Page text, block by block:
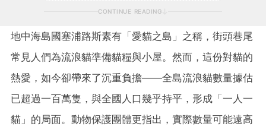
CONTINUE READING
地中海島國塞浦路斯素有「愛貓之島」之稱，街頭巷尾
常見人們為流浪貓準備貓糧與小屋。然而，這份對貓的
熱愛，如今卻帶來了沉重負擔——全島流浪貓數量據估
已超過一百萬隻，與全國人口幾乎持平，形成「一人一
貓」的局面。動物保護團體更指出，實際數量可能遠高